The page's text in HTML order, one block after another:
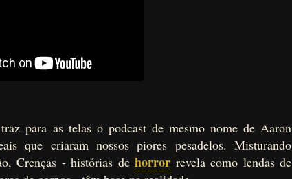
para as telas o podcast de mesmo nome de Aaron
que criaram nossos piores pesadelos. Misturando
Crenças - histórias dehorror revela como lendas de